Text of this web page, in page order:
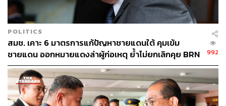
POLITICS
สมช. เคาะ 6 มาตรการแก้ปัญหาชายแดนใต้ คุมเข้ม
ชายแดน ออกหมายแดงล่าผู้ก่อเหตุ ย้ำไม่ยกเลิกคุย BRN
992